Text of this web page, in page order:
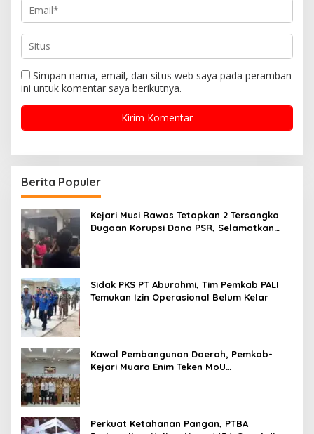
Simpan nama, email, dan situs web saya pada peramban
ini untuk komentar saya berikutnya.
Berita Populer
Kejari Musi Rawas Tetapkan 2 Tersangka
Dugaan Korupsi Dana PSR, Selamatkan
Sidak PKS PT Aburahmi, Tim Pemkab PALI
Temukan Izin Operasional Belum Kelar
Kawal Pembangunan Daerah, Pemkab-
Kejari Muara Enim Teken MoU
Perkuat Ketahanan Pangan, PTBA